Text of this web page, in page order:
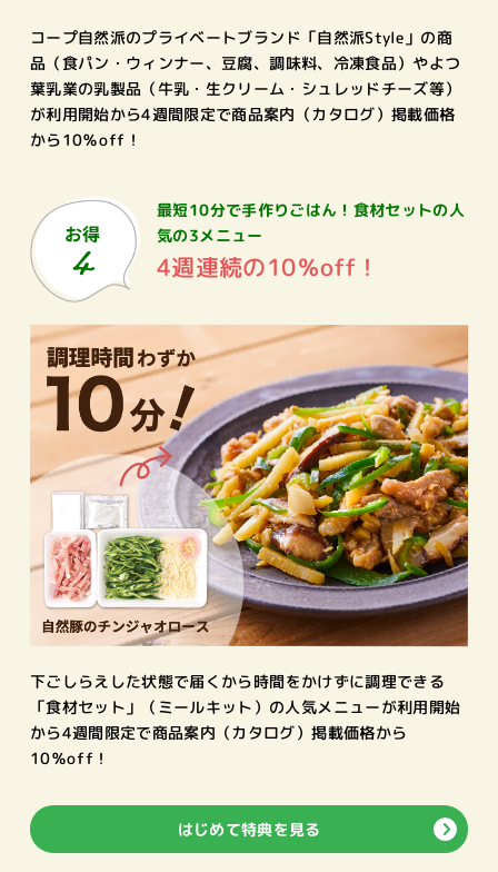
コープ自然派のプライベートブランド「自然派Style」の商
品（食パン・ウィンナー、豆腐、調味料、冷凍食品）やよつ
葉乳業の乳製品（牛乳・生クリーム・シュレッドチーズ等）
が利用開始から4週間限定で商品案内（カタログ）掲載価格
から10％off！
最短10分で手作りごはん！ 食材セットの人
気の3メニュー
4週連続の10％off！
下ごしらえした状態で届くから時間をかけずに調理できる
「食材セット」（ミールキット）の人気メニューが利用開始
から4週間限定で商品案内（カタログ）掲載価格から
10％off！
はじめて特典を見る